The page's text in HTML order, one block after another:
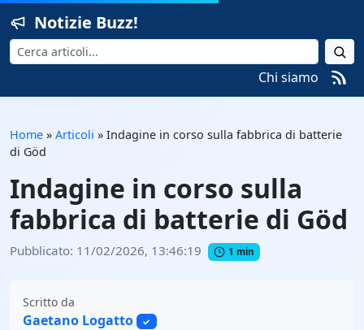
Notizie Buzz!
Cerca
Chi siamo
Home » Articoli » Indagine in corso sulla fabbrica di batterie
di Göd
Indagine in corso sulla
fabbrica di batterie di Göd
Pubblicato: 11/02/2026, 13:46:19 1 min
Scritto da
Gaetano Logatto ✓